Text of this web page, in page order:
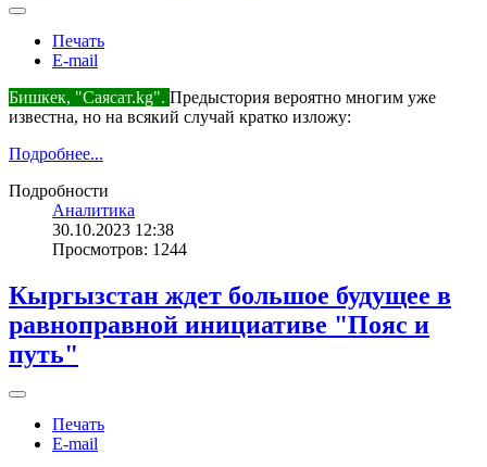
Печать
E-mail
Бишкек, "Саясат.kg". Предыстория вероятно многим уже
известна, но на всякий случай кратко изложу:
Подробнее...
Подробности
Аналитика
30.10.2023 12:38
Просмотров: 1244
Кыргызстан ждет большое будущее в
равноправной инициативе "Пояс и
путь"
Печать
E-mail